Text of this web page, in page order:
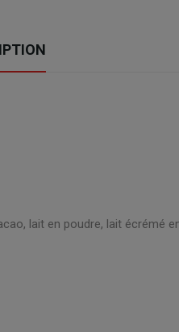
lait en poudre, lait écrémé